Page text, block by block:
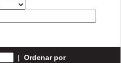
| Ordenar por